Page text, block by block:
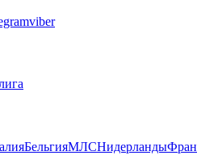
viber
БельгияМЛСНидерланды